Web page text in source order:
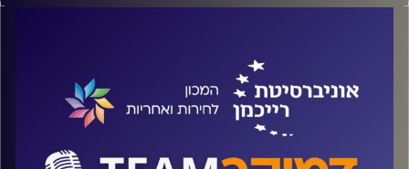
ח"כים, על כל אלה ועוד ישוחח ד"ר חיים וייצמן עם ד"ר חן
קרדיט תמונות:המכון לחירות ואחריות